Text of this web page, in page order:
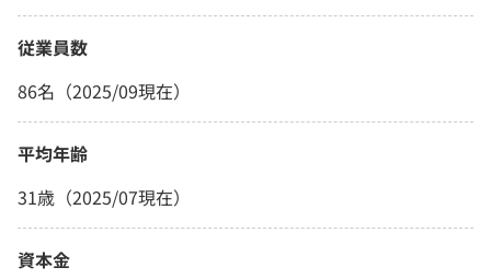
従業員数
86名（2025/09現在）
平均年齢
31歳（2025/07現在）
資本金